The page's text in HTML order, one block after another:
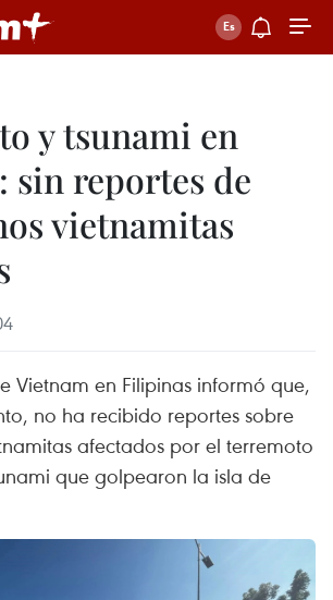
y tsunami en
sin reportes de
vietnamitas
Vietnam en Filipinas informó que,
no ha recibido reportes sobre
afectados por el terremoto
que golpearon la isla de